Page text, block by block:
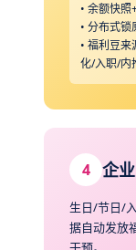
• 余额快
• 分布式
• 福利豆
化/入职/内
4 企
生日/节日/
据自动发放